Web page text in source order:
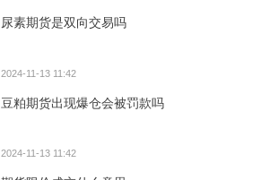
尿素期货是双向交易吗
2024-11-13 11:42
豆粕期货出现爆仓会被罚款吗
2024-11-13 11:42